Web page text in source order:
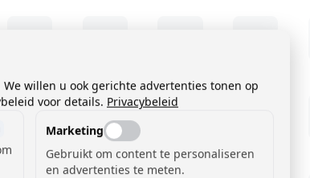
willen u ook gerichte advertenties tonen op
voor details. Privacybeleid
Marketing
Gebruikt om content te personaliseren
en advertenties te meten.